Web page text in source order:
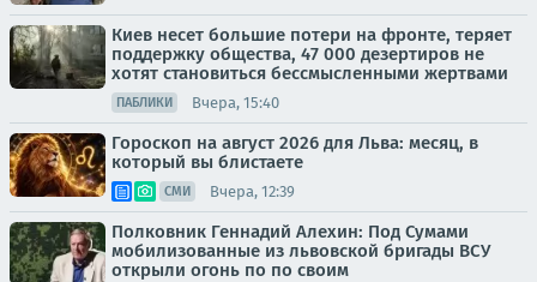
Киев несет большие потери на фронте, теряет
поддержку общества, 47 000 дезертиров не
хотят становиться бессмысленными жертвами
ПАБЛИКИ Вчера, 15:40
Гороскоп на август 2026 для Льва: месяц, в
который вы блистаете
СМИ Вчера, 12:39
Полковник Геннадий Алехин: Под Сумами
мобилизованные из львовской бригады ВСУ
открыли огонь по по своим